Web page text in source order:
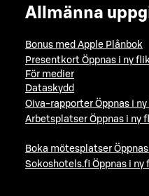
Allmänna
Bonus med Apple Plånbok
Presentkort Öppnas i ny
För medier
Dataskydd
Oiva-rapporter Öppnas i
Arbetsplatser Öppnas i ny
Boka mötesplatser
Sokoshotels.fi Öppnas i ny